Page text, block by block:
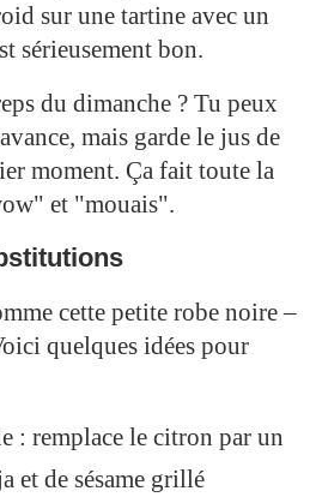
sur une tartine avec un
sérieusement bon.
du dimanche ? Tu peux
mais garde le jus de
moment. Ça fait toute la
et "mouais".
cette petite robe noire –
quelques idées pour
: remplace le citron par un
et de sésame grillé